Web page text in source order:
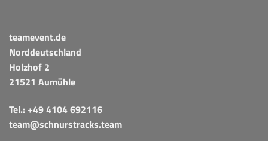
teamevent.de
Norddeutschland
Holzhof 2
21521 Aumühle
Tel.:+49 4104 692116
team@schnurstracks.team